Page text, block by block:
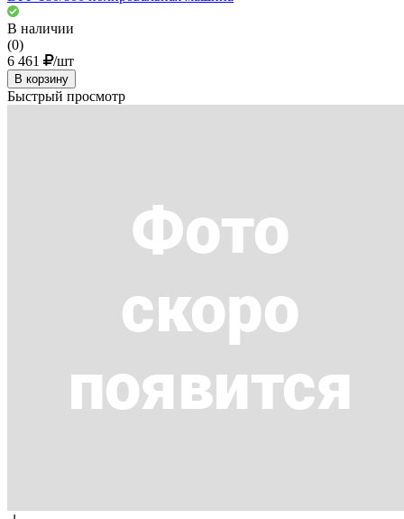
В наличии
(0)
6 461
/шт
В корзину
Быстрый просмотр